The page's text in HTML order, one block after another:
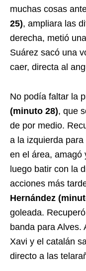
muchas cosas
25), ampliara las
derecha, metió
Suárez sacó una
caer, directa al
No podía faltar la
(minuto 28), que
de por medio.
a la izquierda
en el área, amagó
luego batir con la
acciones más
Hernández
goleada.
banda para Alves.
Xavi y el catalán
directo a las